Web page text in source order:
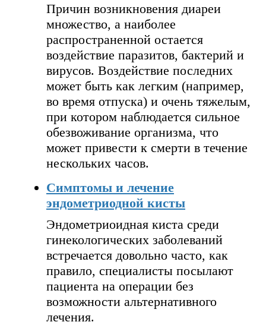
Причин возникновения диареи
множество, а наиболее
распространенной остается
воздействие паразитов, бактерий и
вирусов. Воздействие последних
может быть как легким (например,
во время отпуска) и очень тяжелым,
при котором наблюдается сильное
обезвоживание организма, что
может привести к смерти в течение
нескольких часов.
Симптомы и лечение
эндометриодной кисты
Эндометриоидная киста среди
гинекологических заболеваний
встречается довольно часто, как
правило, специалисты посылают
пациента на операции без
возможности альтернативного
лечения.